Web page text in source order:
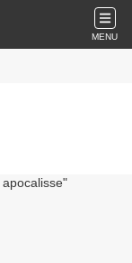
MENU